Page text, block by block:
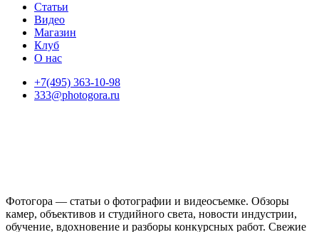
Статьи
Видео
Магазин
Клуб
О нас
+7(495) 363-10-98
333@photogora.ru
Фотогора — статьи о фотографии и видеосъемке. Обзоры
камер, объективов и студийного света, новости индустрии,
обучение, вдохновение и разборы конкурсных работ. Свежие